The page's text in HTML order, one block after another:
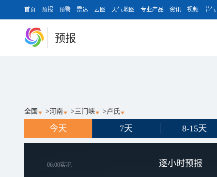
首页 预报 预警 雷达 云图 天气地图 专业产品 资讯 视频 节气
预报
全国 >河南 >三门峡 >卢氏
今天 7天 8-15天
06:00实况 逐小时预报